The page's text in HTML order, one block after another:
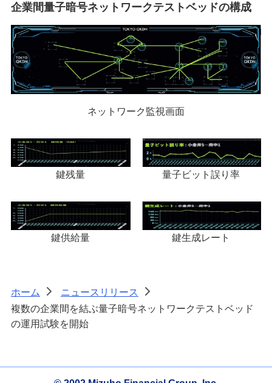
企業間量子暗号ネットワークテストベッドの構成
ネットワーク監視画面
鍵残量 量子ビット誤り率
鍵供給量 鍵生成レート
ホーム > ニュースリリース
>
複数の企業間を結ぶ量子暗号ネットワークテストベッド
の運用試験を開始